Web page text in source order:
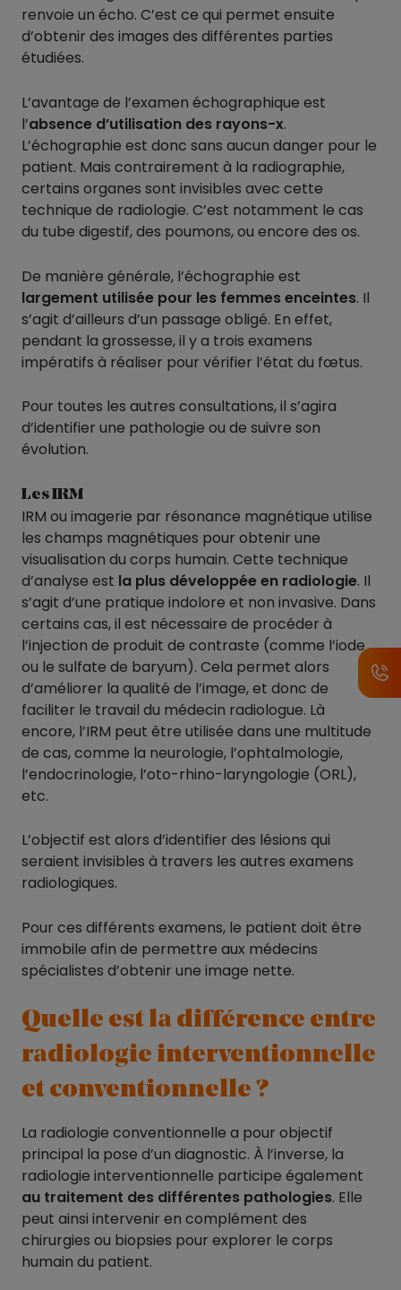
renvoie un écho. C’est ce qui permet ensuite
d’obtenir des images des différentes parties
étudiées.
L’avantage de l’examen échographique est
l’absence d’utilisation des rayons-x.
L’échographie est donc sans aucun danger pour le
patient. Mais contrairement à la radiographie,
certains organes sont invisibles avec cette
technique de radiologie. C’est notamment le cas
du tube digestif, des poumons, ou encore des os.
De manière générale, l’échographie est
largement utilisée pour les femmes enceintes. Il
s’agit d’ailleurs d’un passage obligé. En effet,
pendant la grossesse, il y a trois examens
impératifs à réaliser pour vérifier l’état du fœtus.
Pour toutes les autres consultations, il s’agira
d’identifier une pathologie ou de suivre son
évolution.
Les IRM
IRM ou imagerie par résonance magnétique utilise
les champs magnétiques pour obtenir une
visualisation du corps humain. Cette technique
d’analyse est la plus développée en radiologie. Il
s’agit d’une pratique indolore et non invasive. Dans
certains cas, il est nécessaire de procéder à
l’injection de produit de contraste (comme l’iode
ou le sulfate de baryum). Cela permet alors
d’améliorer la qualité de l’image, et donc de
faciliter le travail du médecin radiologue. Là
encore, l’IRM peut être utilisée dans une multitude
de cas, comme la neurologie, l’ophtalmologie,
l’endocrinologie, l’oto-rhino-laryngologie (ORL),
etc.
L’objectif est alors d’identifier des lésions qui
seraient invisibles à travers les autres examens
radiologiques.
Pour ces différents examens, le patient doit être
immobile afin de permettre aux médecins
spécialistes d’obtenir une image nette.
Quelle est la différence entre
radiologie interventionnelle
et conventionnelle ?
La radiologie conventionnelle a pour objectif
principal la pose d’un diagnostic. À l’inverse, la
radiologie interventionnelle participe également
au traitement des différentes pathologies. Elle
peut ainsi intervenir en complément des
chirurgies ou biopsies pour explorer le corps
humain du patient.